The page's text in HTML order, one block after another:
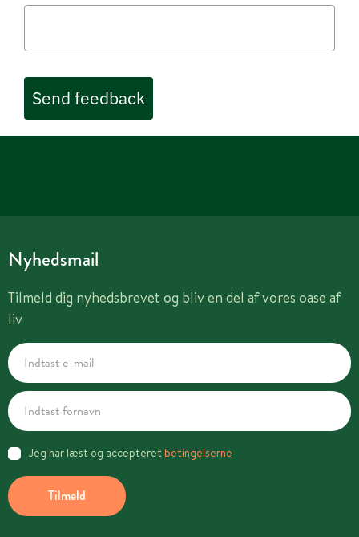
Send feedback
Nyhedsmail
Tilmeld dig nyhedsbrevet og bliv en del af vores oase af
liv
Tilmeld
Jeg har læst og accepteret betingelserne